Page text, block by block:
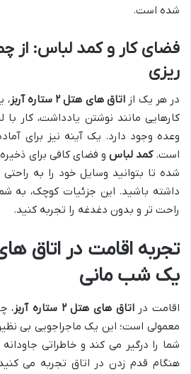
شده است.
فضای کار و کمد لباس: از
ریزی
در هر یک ازاتاق های هتل ۲ ستاره آربز
،
کارهایی مانند نوشتن یادداشت، کار
وعده وجود دارد. یک آینه نیز برای
است.کمد لباس و فضای کافی برای
شده تا بتوانید وسایل خود را به
داشته باشید. این جزئیات کوچک، به
راحت تر و بدون دغدغه را تجربه کنید.
تجربه اقامت در اتاق
یک شب مانی
اقامت دراتاق های هتل ۲ ستاره آربز
،
معمولی است؛ این یک ماجراجویی بی
شما را درگیر می کند و خاطراتی
هنگام قدم زدن در اتاق تجربه می